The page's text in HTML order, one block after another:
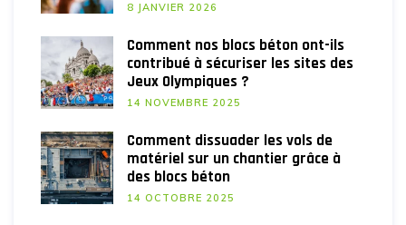
8 JANVIER 2026
Comment nos blocs béton ont-ils
contribué à sécuriser les sites des
Jeux Olympiques ?
14 NOVEMBRE 2025
Comment dissuader les vols de
matériel sur un chantier grâce à
des blocs béton
14 OCTOBRE 2025